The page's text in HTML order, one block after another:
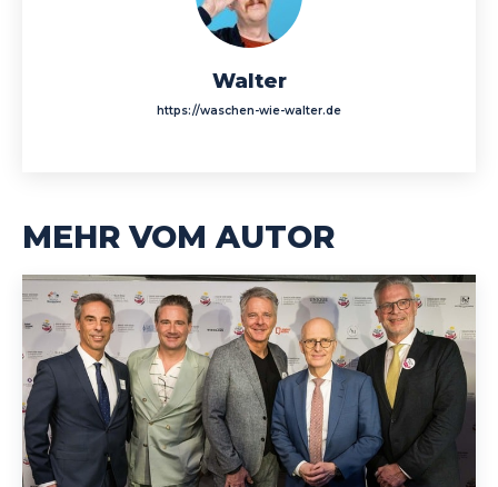
Walter
https://waschen-wie-walter.de
MEHR VOM AUTOR